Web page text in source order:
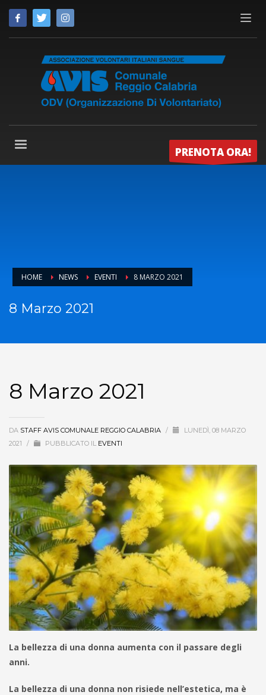
PRENOTA ORA!
HOME NEWS EVENTI 8 MARZO 2021
8 Marzo 2021
8 Marzo 2021
DA STAFF AVIS COMUNALE REGGIO CALABRIA /
LUNEDÌ, 08 MARZO
2021
/ PUBBLICATO IL EVENTI
La bellezza di una donna aumenta con il passare degli
anni.
La bellezza di una donna non risiede nell’estetica, ma è